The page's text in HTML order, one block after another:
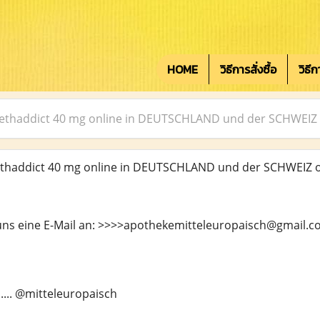
HOME วิธีการสั่งซื้อ วิธี
40 mg online in DEUTSCHLAND und der
40 mg online in DEUTSCHLAND und der SCHWEIZ
eine E-Mail an:
@mitteleuropaisch